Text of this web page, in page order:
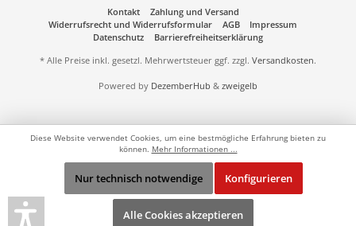
Kontakt
Zahlung und Versand
Widerrufsrecht und Widerrufsformular
AGB
Impressum
Datenschutz
Barrierefreiheitserklärung
* Alle Preise inkl. gesetzl. Mehrwertsteuer ggf. zzgl. Versandkosten.
Powered by DezemberHub & zweigelb
Diese Website verwendet Cookies, um eine bestmögliche Erfahrung bieten zu
können. Mehr Informationen ...
Nur technisch notwendige Konfigurieren
Alle Cookies akzeptieren